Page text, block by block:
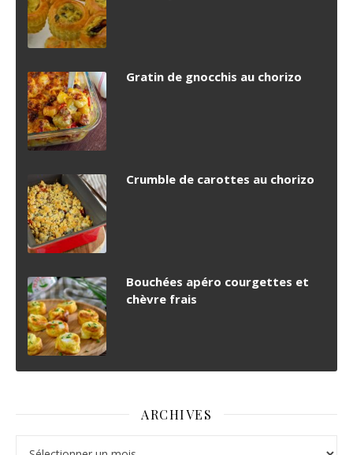
Gratin de gnocchis au chorizo
Crumble de carottes au chorizo
Bouchées apéro courgettes et
chèvre frais
ARCHIVES